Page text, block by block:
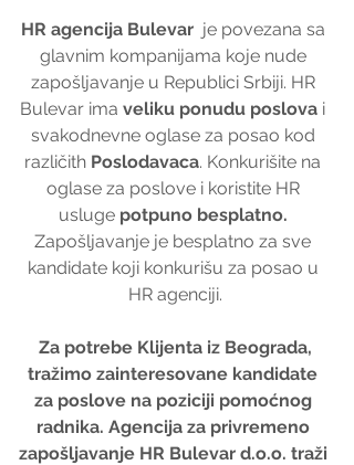
HR agencija Bulevar
  je povezana sa
glavnim kompanijama koje nude
zapošljavanje u Republici Srbiji. HR
Bulevar ima veliku ponudu poslova i
svakodnevne oglase za posao kod
različith Poslodavaca. Konkurišite na
oglase za poslove i koristite HR
usluge potpuno besplatno.
Zapošljavanje je besplatno za sve
kandidate koji konkurišu za posao u
HR agenciji.
tražimo zainteresovane kandidate
za poslove na poziciji pomoćnog
radnika. Agencija za privremeno
zapošljavanje HR Bulevar d.o.o. traži